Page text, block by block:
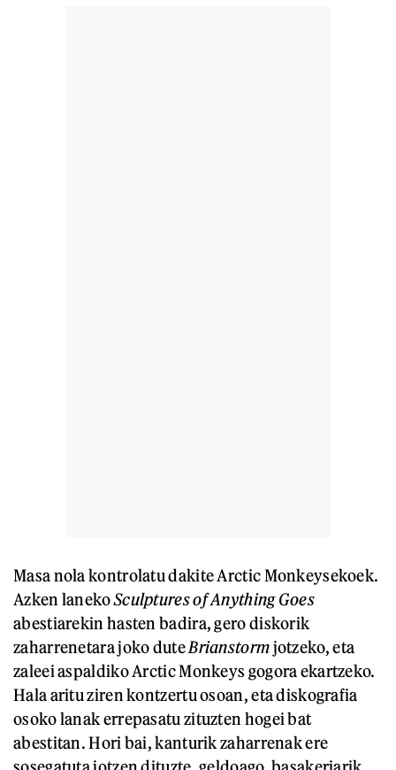
Masa nola kontrolatu dakite Arctic Monkeysekoek.
Azken lanekoSculptures of Anything Goes
abestiarekin hasten badira, gero diskorik
zaharrenetara joko duteBrianstormjotzeko, eta
zaleei aspaldiko Arctic Monkeys gogora ekartzeko.
Hala aritu ziren kontzertu osoan, eta diskografia
osoko lanak errepasatu zituzten hogei bat
abestitan. Hori bai, kanturik zaharrenak ere